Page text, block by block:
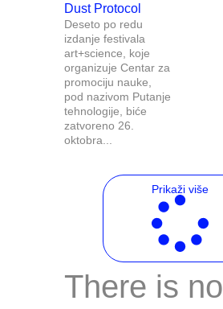
Dust Protocol
Deseto po redu
izdanje festivala
art+science, koje
organizuje Centar za
promociju nauke,
pod nazivom Putanje
tehnologije, biće
zatvoreno 26.
oktobra...
Prikaži više
There is no